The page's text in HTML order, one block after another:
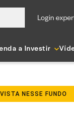
login
a Investir
NESSE FUNDO